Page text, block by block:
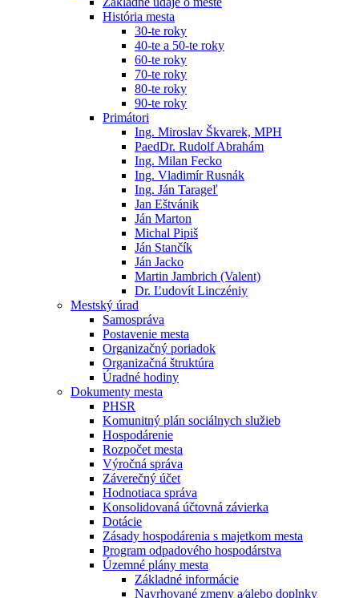
História mesta
30-te roky
40-te a 50-te roky
60-te roky
70-te roky
80-te roky
90-te roky
Primátori
Ing. Miroslav Škvarek, MPH
PaedDr. Rudolf Abrahám
Ing. Milan Fecko
Ing. Vladimír Rusnák
Ing. Ján Tarageľ
Jan Eštvánik
Ján Marton
Michal Pipiš
Ján Stančík
Ján Jacko
Martin Jambrich (Valent)
Dr. Ľudovít Linczéniy
Mestský úrad
Samospráva
Postavenie mesta
Organizačný poriadok
Organizačná štruktúra
Úradné hodiny
Dokumenty mesta
PHSR
Komunitný plán sociálnych služieb
Hospodárenie
Rozpočet mesta
Výročná správa
Záverečný účet
Hodnotiaca správa
Konsolidovaná účtovná závierka
Dotácie
Zásady hospodárenia s majetkom mesta
Program odpadového hospodárstva
Územné plány mesta
Základné informácie
Navrhované zmeny a⁄alebo doplnky